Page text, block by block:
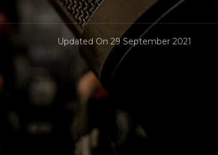
Updated On 29 September 2021